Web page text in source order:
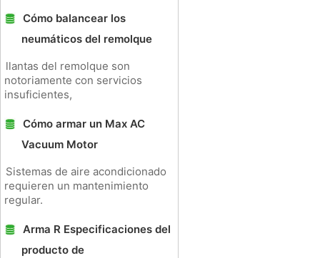
Cómo balancear los
neumáticos del remolque
llantas del remolque son
notoriamente con servicios
insuficientes,
Cómo armar un Max AC
Vacuum Motor
Sistemas de aire acondicionado
requieren un mantenimiento
regular.
Arma R Especificaciones del
producto de